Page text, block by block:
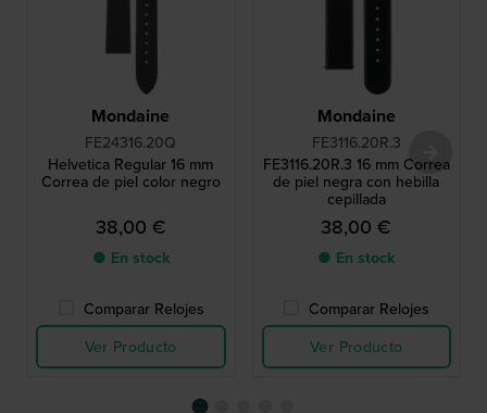
Mondaine
FE24316.20Q
Helvetica Regular 16 mm
Correa de piel color negro
38,00 €
● En stock
Comparar Relojes
Ver Producto
Mondaine
FE3116.20R.3
FE3116.20R.3 16 mm Correa
de piel negra con hebilla
cepillada
38,00 €
● En stock
Comparar Relojes
Ver Producto